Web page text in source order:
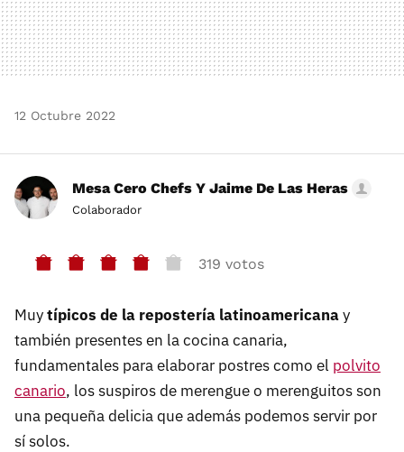
12 Octubre 2022
Mesa Cero Chefs Y Jaime De Las Heras
Colaborador
319 votos
Muytípicos de la repostería latinoamericanay
también presentes en la cocina canaria,
fundamentales para elaborar postres como el polvito
canario, los suspiros de merengue o merenguitos son
una pequeña delicia que además podemos servir por
sí solos.